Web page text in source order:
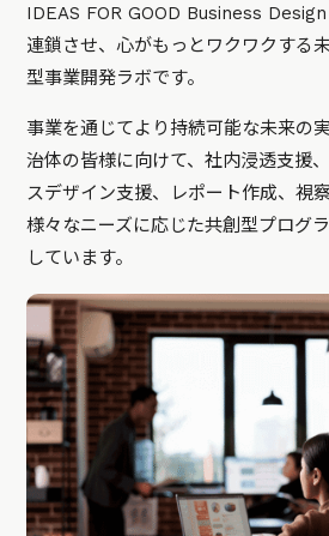
IDEAS FOR GOOD Business
連鎖させ、心がもっとワクワクする
型事業開発ラボです。
事業を通じてより持続可能な未来の
治体の皆様に向けて、社内浸透支援
スデザイン支援、レポート作成、視
様々なニーズに応じた共創型プログ
しています。